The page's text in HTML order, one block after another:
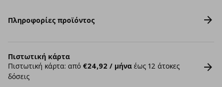
Πληροφορίες προϊόντος
Πιστωτική κάρτα
Πιστωτική κάρτα: από €24,92 / μήνα έως 12 άτοκες
δόσεις